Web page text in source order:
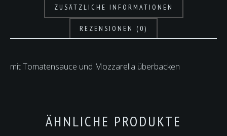
ZUSÄTZLICHE INFORMATIONEN
REZENSIONEN (0)
mit Tomatensauce und Mozzarella überbacken
ÄHNLICHE PRODUKTE